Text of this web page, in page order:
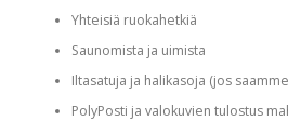
Yhteisiä ruokahetkiä
Saunomista ja uimista
Iltasatuja ja halikasoja (jos
PolyPosti ja valokuvien tulostus